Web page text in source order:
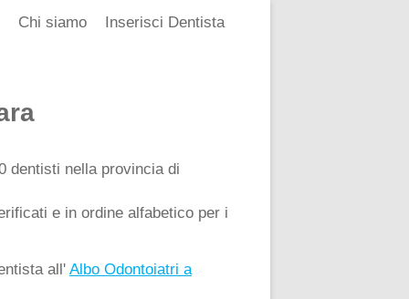
Inserisci Dentista
Chi siamo
dentisti nella provincia di
e in ordine alfabetico per i
all'Albo Odontoiatri a